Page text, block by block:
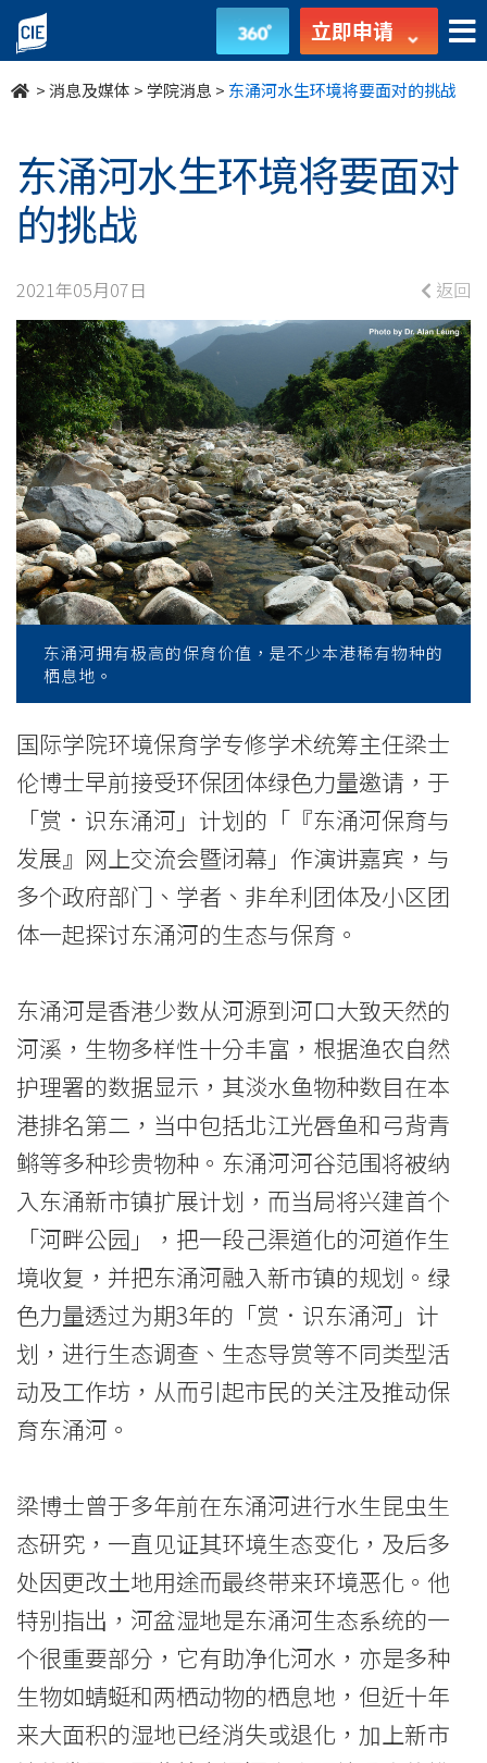
东
涌
水
生
环
境
将
要
面
对
的
挑
战
学
院
消
息
国
际
学
院
香
港
浸
会
大
学
立即申请
>消息及媒体 >学院消息 > 东涌河水生环境将要面对的挑战
东涌河水生环境将要面对
的挑战
2021年05月07日 返回
东涌河拥有极高的保育价值，是不少本港稀有物种的
栖息地。
国际学院环境保育学专修学术统筹主任梁士
伦博士早前接受环保团体绿色力量邀请，于
「赏．识东涌河」计划的「『东涌河保育与
发展』网上交流会暨闭幕」作演讲嘉宾，与
多个政府部门、学者、非牟利团体及小区团
体一起探讨东涌河的生态与保育。
东涌河是香港少数从河源到河口大致天然的
河溪，生物多样性十分丰富，根据渔农自然
护理署的数据显示，其淡水鱼物种数目在本
港排名第二，当中包括北江光唇鱼和弓背青
鳉等多种珍贵物种。东涌河河谷范围将被纳
入东涌新市镇扩展计划，而当局将兴建首个
「河畔公园」，把一段己渠道化的河道作生
境收复，并把东涌河融入新市镇的规划。绿
色力量透过为期3年的「赏．识东涌河」计
划，进行生态调查、生态导赏等不同类型活
动及工作坊，从而引起市民的关注及推动保
育东涌河。
梁博士曾于多年前在东涌河进行水生昆虫生
态研究，一直见证其环境生态变化，及后多
处因更改土地用途而最终带来环境恶化。他
特别指出，河盆湿地是东涌河生态系统的一
个很重要部分，它有助净化河水，亦是多种
生物如蜻蜓和两栖动物的栖息地，但近十年
来大面积的湿地已经消失或退化，加上新市